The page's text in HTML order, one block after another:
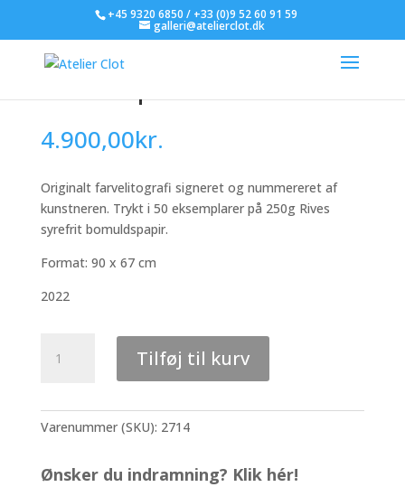
+45 9320 6850 / +33 (0)9 52 60 91 59
galleri@atelierclot.dk
Julio Carrasco Bretón –
4.900,00kr.
Originalt farvelitografi signeret og nummereret af
kunstneren. Trykt i 50 eksemplarer på 250g Rives
syrefrit bomuldspapir.
Format: 90 x 67 cm
2022
Carrasco
Tezcatlipoca
Tilføj til kurv
Varenummer (SKU): 2714
Ønsker du indramning? Klik hér!